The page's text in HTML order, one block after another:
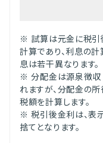
※ 試算は元金に税引
計算であり、利息の
息は若干異なります。
※ 分配金は源泉徴収
れますが、分配金の
税額を計算します。
※ 税引後金利は、表
捨てとなります。